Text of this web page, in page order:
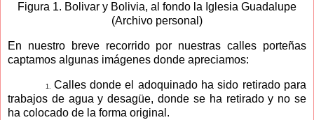
Figura 1. Bolivar y Bolivia, al fondo la Iglesia Guadalupe
(Archivo personal)
En nuestro breve recorrido por nuestras calles porteñas
captamos algunas imágenes donde apreciamos:
1. Calles donde el adoquinado ha sido retirado para
trabajos de agua y desagüe, donde se ha retirado y no se
ha colocado de la forma original.